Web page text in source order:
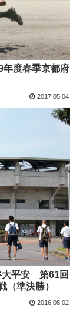
年度春季京都府
2017.05.04
大平安 第61回
準決勝）
2016.08.02